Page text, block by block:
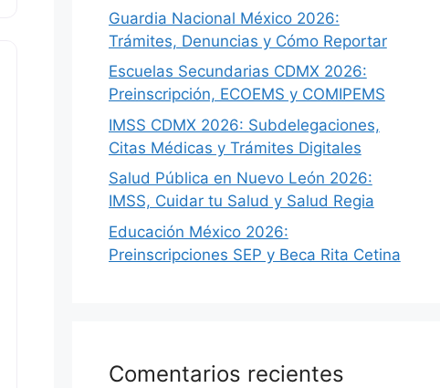
Guardia Nacional México 2026:
Trámites, Denuncias y Cómo Reportar
Escuelas Secundarias CDMX 2026:
Preinscripción, ECOEMS y COMIPEMS
IMSS CDMX 2026: Subdelegaciones,
Citas Médicas y Trámites Digitales
Salud Pública en Nuevo León 2026:
IMSS, Cuidar tu Salud y Salud Regia
Educación México 2026:
Preinscripciones SEP y Beca Rita Cetina
Comentarios recientes